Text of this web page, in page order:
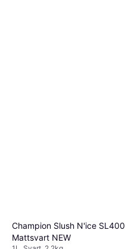
Champion Slush N'ice SL400
Mattsvart NEW